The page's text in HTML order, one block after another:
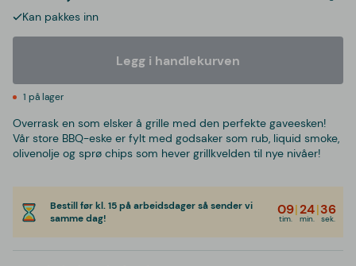
Kan pakkes inn
Legg i handlekurven
1 på lager
Overrask en som elsker å grille med den perfekte gaveesken!
Vår store BBQ-eske er fylt med godsaker som rub, liquid smoke,
olivenolje og sprø chips som hever grillkvelden til nye nivåer!
Bestill før kl. 15 på arbeidsdager så sender vi
samme dag!
09
tim.
|24
min.
|36
sek.